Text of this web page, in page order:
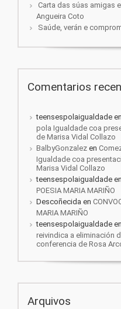
Carta das súas amigas
Angueira Coto
Saúde, verán e
Comentarios
teensespolaigualdade en
pola Igualdade coa
de Marisa Vidal Collazo
BalbyGonzalez en
Igualdade coa
Marisa Vidal Collazo
teensespolaigualdade en
POESIA MARIA MARIÑO
Descoñecida en
MARIA MARIÑO
teensespolaigualdade en
reivindica a eliminación
conferencia de Rosa
Arquivos